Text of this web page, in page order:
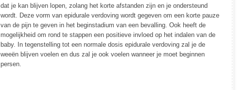
dat je kan blijven lopen, zolang het korte afstanden zijn en je ondersteund
wordt. Deze vorm van epidurale verdoving wordt gegeven om een korte pauze
van de pijn te geven in het beginstadium van een bevalling. Ook heeft de
mogelijkheid om rond te stappen een positieve invloed op het indalen van de
baby. In tegenstelling tot een normale dosis epidurale verdoving zal je de
weeën blijven voelen en dus zal je ook voelen wanneer je moet beginnen
persen.